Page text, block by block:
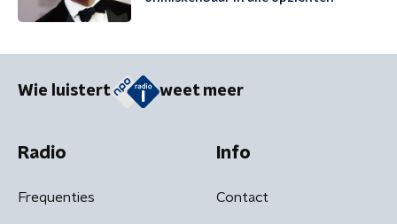
Wie luistert weet meer
Radio
Frequenties
Info
Contact